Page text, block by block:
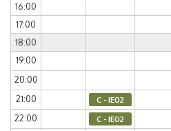
16:00
17:00
18:00
19:00
20:00
21:00 C - IE02
22:00 C - IE02